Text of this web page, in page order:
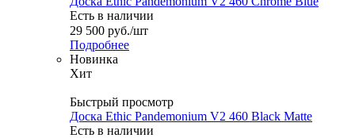
Есть в наличии
29 500 руб./шт
Подробнее
Новинка
Хит
Быстрый просмотр
Доска Ethic Pandemonium V2 460 Black Matte
Есть в наличии